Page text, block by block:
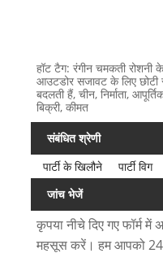
हॉट टैग: रंगीन चमकती रोशनी
आउटडोर सजावट के लिए छोटी
बदलती हैं, चीन, निर्माता,
बिक्री, कीमत
संबंधित श्रेणी
पार्टी के खिलौने
पार्टी विग
जांच भेजें
कृपया नीचे दिए गए फॉर्म
महसूस करें। हम आपको 24